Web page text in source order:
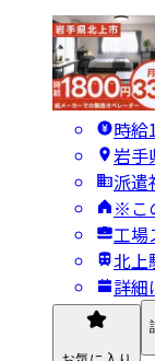
時給
岩手
派遣
※こ
工場
北上
詳細